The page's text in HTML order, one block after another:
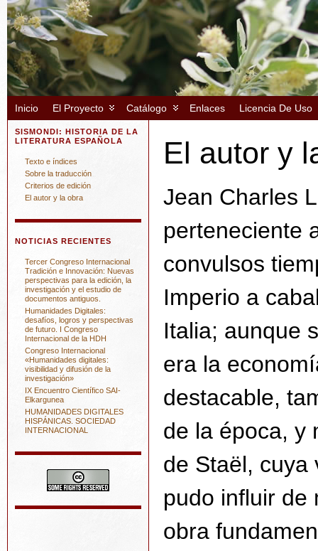
Inicio El Proyecto Catálogo Enlaces Licencia De Uso
SISMONDI: HISTORIA DE LA
LITERATURA ESPAÑOLA
Texto e índices
Sobre la traducción
Criterios de edición
El autor y la obra
NOTICIAS RECIENTES
Tercer Congreso Internacional
Tradición e Innovación: Nuevas
perspectivas para la edición, la
investigación y el estudio de
documentos antiguos.
Humanidades Digitales:
desafíos, logros y perspectivas
de futuro. I Congreso
Internacional de la HDH
Congreso Internacional
«Humanidades digitales:
visibilidad y difusión de la
investigación»
IX Encuentro Científico SAI-
Elkargunea
HUMANIDADES DIGITALES
HISPÁNICAS. SOCIEDAD
INTERNACIONAL
El autor y
Jean Charles
perteneciente
convulsos
Imperio a
Italia; aunque
era la
destacable,
de la época, y
de Staël, cuya
pudo influir de
obra